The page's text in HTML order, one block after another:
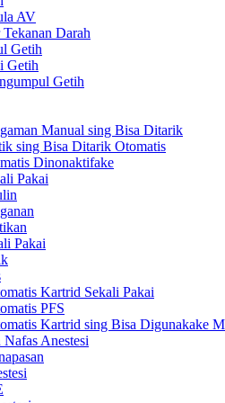
AV
Tekanan Darah
Getih
Getih
Getih
Manual sing Bisa Ditarik
sing Bisa Ditarik Otomatis
Dinonaktifake
Pakai
Pakai
Kartrid Sekali Pakai
PFS
Kartrid sing Bisa Digunakake
Anestesi